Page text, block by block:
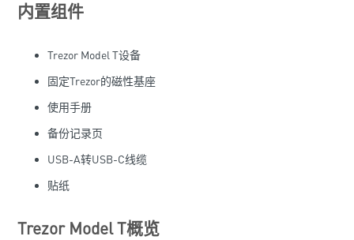
内置组件
Trezor Model T设备
固定Trezor的磁性基座
使用手册
备份记录页
USB-A转USB-C线缆
贴纸
Trezor Model T概览